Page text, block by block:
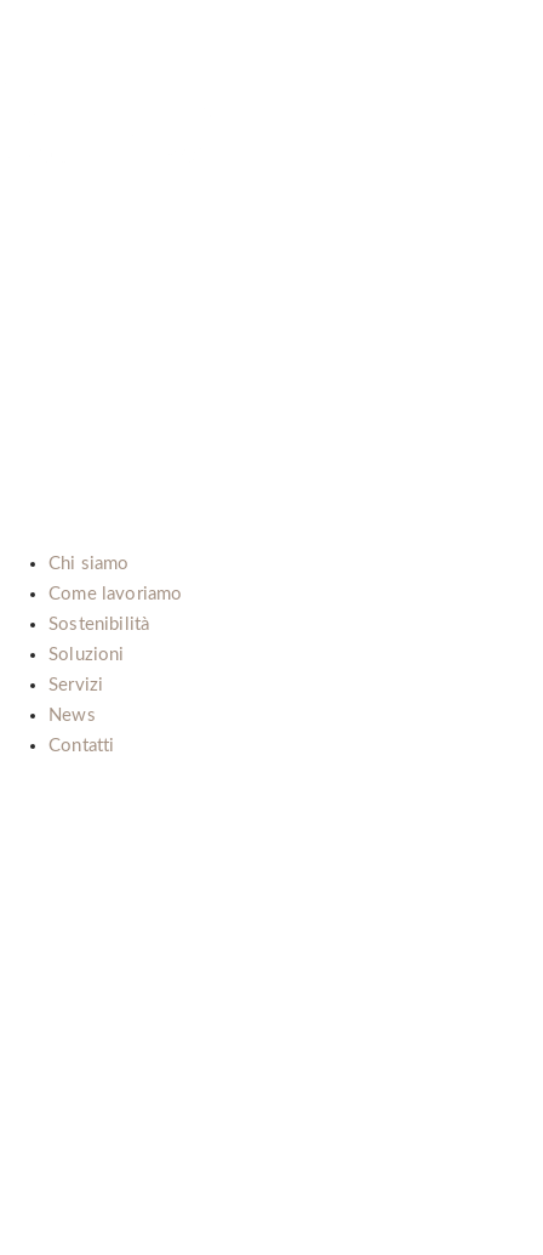
Chi siamo
Come lavoriamo
Sostenibilità
Soluzioni
Servizi
News
Contatti